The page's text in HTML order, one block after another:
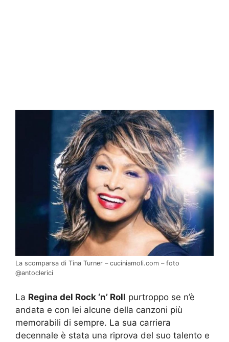
La scomparsa di Tina Turner – cuciniamoli.com – foto
@antoclerici
La Regina del Rock ‘n’ Roll purtroppo se n’è
andata e con lei alcune della canzoni più
memorabili di sempre. La sua carriera
decennale è stata una riprova del suo talento e